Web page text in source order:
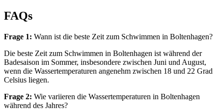
FAQs
Frage 1: Wann ist die beste Zeit zum Schwimmen in Boltenhagen?
Die beste Zeit zum Schwimmen in Boltenhagen ist während der
Badesaison im Sommer, insbesondere zwischen Juni und August,
wenn die Wassertemperaturen angenehm zwischen 18 und 22 Grad
Celsius liegen.
Frage 2: Wie variieren die Wassertemperaturen in Boltenhagen
während des Jahres?